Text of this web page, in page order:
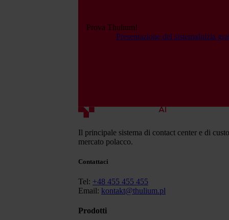
Prova Thulium!
Presentazione del sistemaInizia
Il principale sistema di contact center e di
mercato polacco.
Contattaci
Tel: +48 455 455 455
Email: kontakt@thulium.pl
Prodotti